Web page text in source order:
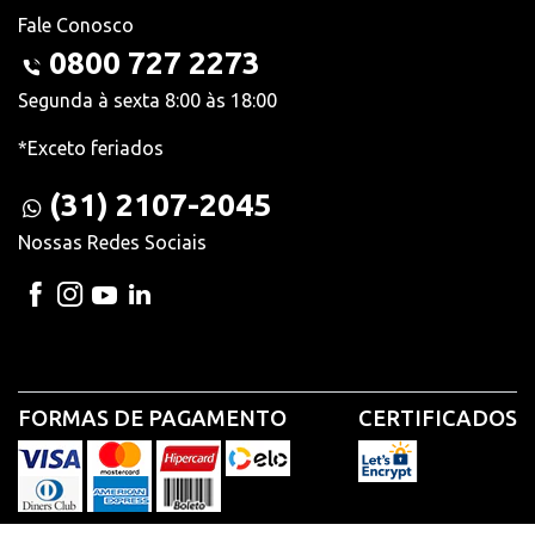
Fale Conosco
0800 727 2273
Segunda à sexta 8:00 às 18:00
*Exceto feriados
(31) 2107-2045
Nossas Redes Sociais
FORMAS DE PAGAMENTO CERTIFICADOS